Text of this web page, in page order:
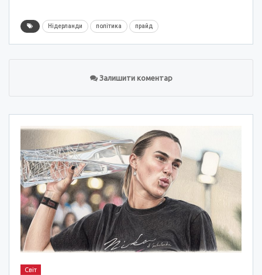
Нідерланди політика прайд
Залишити коментар
Світ